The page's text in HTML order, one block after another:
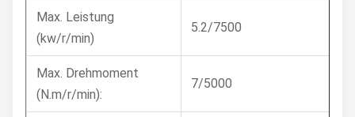
Max. Leistung
(kw/r/min)
5.2/7500
Max. Drehmoment
(N.m/r/min):
7/5000